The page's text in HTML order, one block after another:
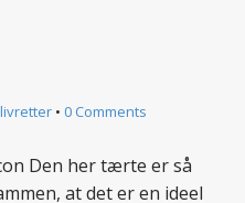
• 0 Comments
Den her tærte er så
at det er en ideel